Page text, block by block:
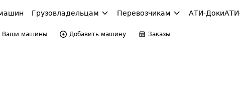
Грузовладельцам Перевозчикам АТИ-Доки
Ваши машины Добавить машину Заказы